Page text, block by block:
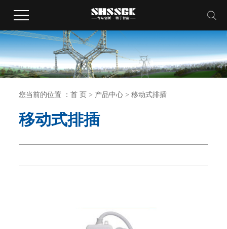
您当前的位置 ：首 页 > 产品中心 >移动式排插
移动式排插